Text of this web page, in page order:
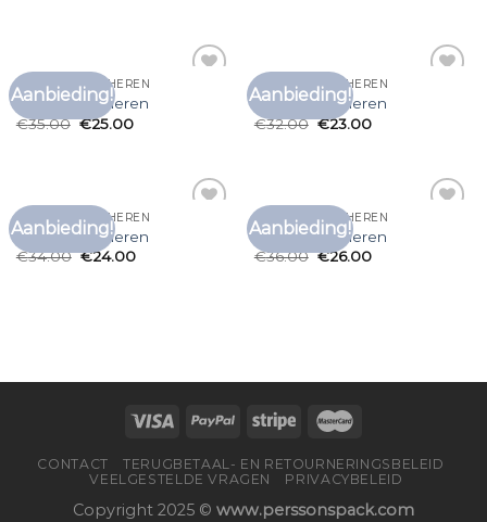
Aanbieding!
EFFEN T SHIRT HEREN
effen t shirt heren
€35.00 €25.00
Aanbieding!
EFFEN T SHIRT HEREN
effen t shirt heren
€32.00 €23.00
Aanbieding!
EFFEN T SHIRT HEREN
effen t shirt heren
€34.00 €24.00
Aanbieding!
EFFEN T SHIRT HEREN
effen t shirt heren
€36.00 €26.00
CONTACT
TERUGBETAAL- EN RETOURNERINGSBELEID
VEELGESTELDE VRAGEN
PRIVACYBELEID
Copyright 2025 © www.perssonspack.com